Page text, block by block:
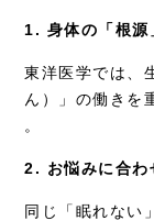
1. 身体の「根源
東洋医学では、
ん）」の働きを
。
2. お悩みに合わ
同じ「眠れない